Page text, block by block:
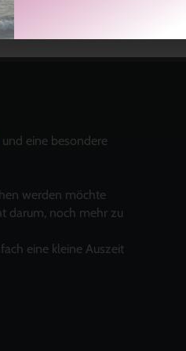
und eine besondere
werden möchte
darum, noch mehr zu
eine kleine Auszeit